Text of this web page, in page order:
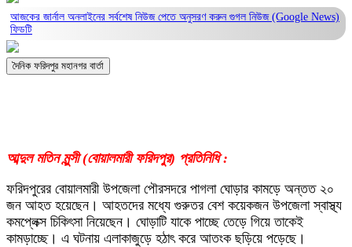
আজকের জার্নাল অনলাইনের সর্বশেষ নিউজ পেতে অনুসরণ করুন গুগল নিউজ (Google News)
ফিডটি
দৈনিক ফরিদপুর মহানগর বার্তা
আব্দুল মতিন মুন্সী (বোয়ালমারী ফরিদপুর) প্রতিনিধি :
ফরিদপুরের বোয়ালমারী উপজেলা পৌরসদরে পাগলা ঘোড়ার কামড়ে অন্তত ২০
জন আহত হয়েছেন। আহতদের মধ্যে গুরুতর বেশ কয়েকজন উপজেলা স্বাস্থ্য
কমপ্লেক্স চিকিৎসা নিয়েছেন। ঘোড়াটি যাকে পাচ্ছে তেড়ে গিয়ে তাকেই
কামড়াচ্ছে। এ ঘটনায় এলাকাজুড়ে হঠাৎ করে আতংক ছড়িয়ে পড়েছে।